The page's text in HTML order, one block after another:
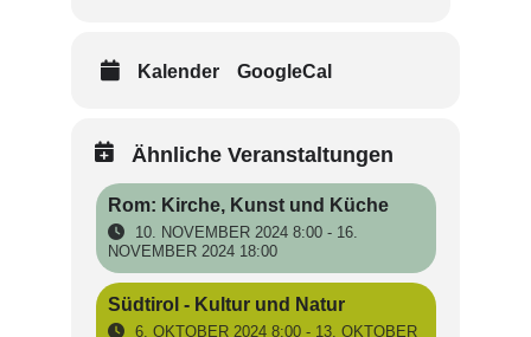
Kalender GoogleCal
Ähnliche Veranstaltungen
Rom: Kirche, Kunst und Küche
10. NOVEMBER 2024 8:00 - 16.
NOVEMBER 2024 18:00
Südtirol - Kultur und Natur
6. OKTOBER 2024 8:00 - 13. OKTOBER